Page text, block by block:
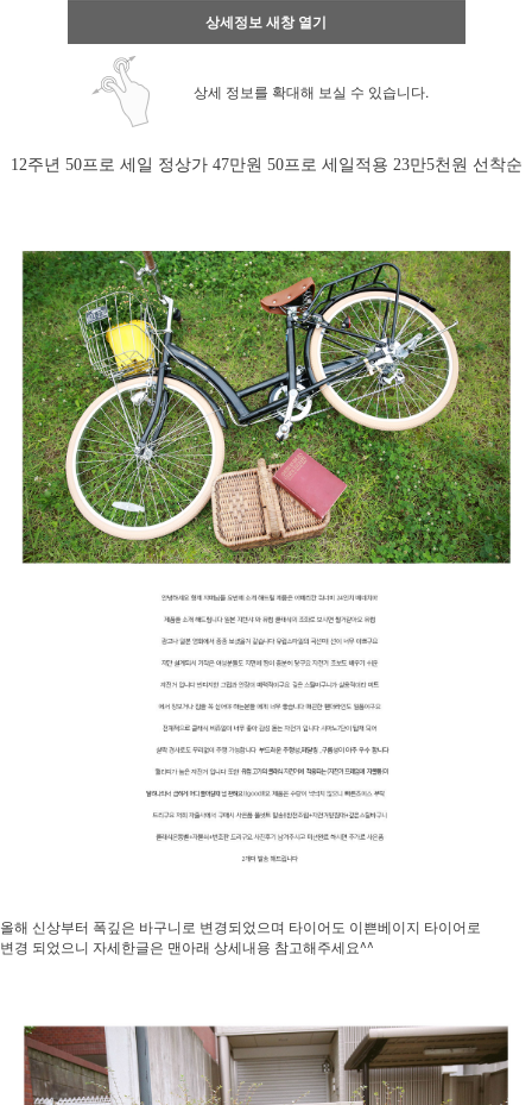
상세정보 새창 열기
상세 정보를 확대해 보실 수 있습니다.
12주년 50프로 세일 정상가 47만원 50프로 세일적용 23만5천원 선착순
올해 신상부터 폭깊은 바구니로 변경되었으며 타이어도 이쁜베이지 타이어로
변경 되었으니 자세한글은 맨아래 상세내용 참고해주세요^^